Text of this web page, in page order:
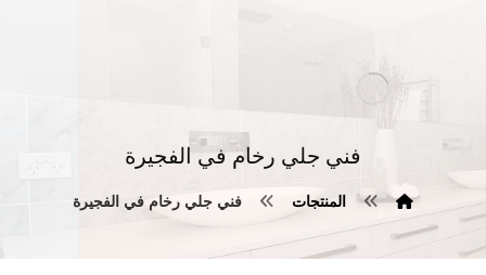
فني جلي رخام في الفجيرة
المنتجات فني جلي رخام في الفجيرة